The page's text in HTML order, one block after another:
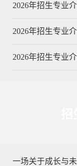
2026年招生专业
2026年招生专业
2026年招生专业
一场关于成长与